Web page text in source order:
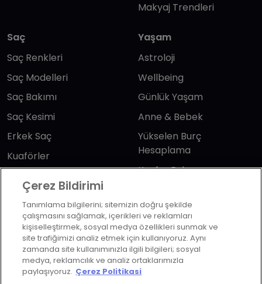
Makyaj Trendleri
Saç
Saç Renkleri
Saç Modelleri
Saç Bakımı
Saç Kesimi
Erkek Saç
Kuaförler
Yaşam
Astroloji
Wellbeing
Günlük Yaşam
Anne & Bebek
Yükselen Burç
Hesaplama
Kuafor Bulma
Bizi takip edin
Çerez Bildirimi
Tanımlama bilgilerini; sitemizin doğru şekilde
çalışmasını sağlamak, içerikleri ve reklamları
kişiselleştirmek, sosyal medya özellikleri sunmak ve
site trafiğimizi analiz etmek için kullanıyoruz. Aynı
zamanda site kullanımınızla ilgili bilgileri; sosyal
medya, reklamcılık ve analiz ortaklarımızla
paylaşıyoruz. Çerez Politikasi